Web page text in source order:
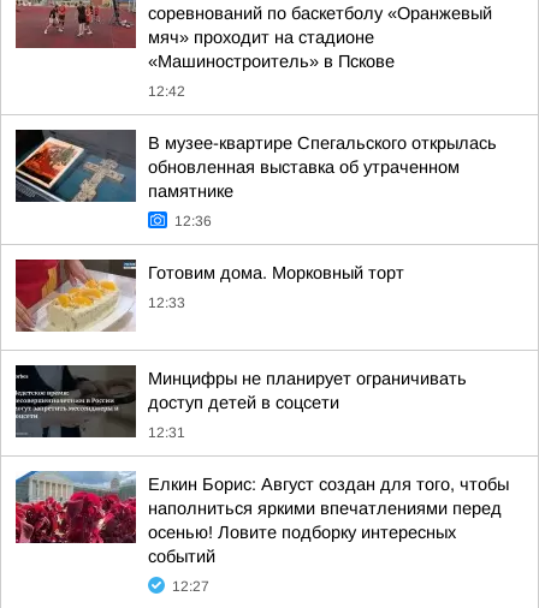
соревнований по баскетболу «Оранжевый
мяч» проходит на стадионе
«Машиностроитель» в Пскове
12:42
В музее-квартире Спегальского открылась
обновленная выставка об утраченном
памятнике
12:36
Готовим дома. Морковный торт
12:33
Минцифры не планирует ограничивать
доступ детей в соцсети
12:31
Елкин Борис: Август создан для того, чтобы
наполниться яркими впечатлениями перед
осенью! Ловите подборку интересных
событий
12:27